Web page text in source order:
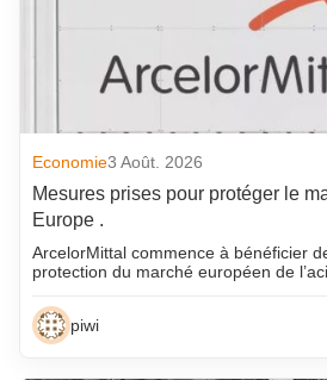
Economie3 Août. 2026
Mesures prises pour protéger le
Europe .
ArcelorMittal commence à bénéficier
protection du marché européen de
piwi